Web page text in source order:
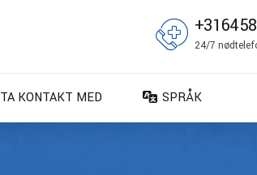
24/7
TA KONTAKT MED
SPRÅK